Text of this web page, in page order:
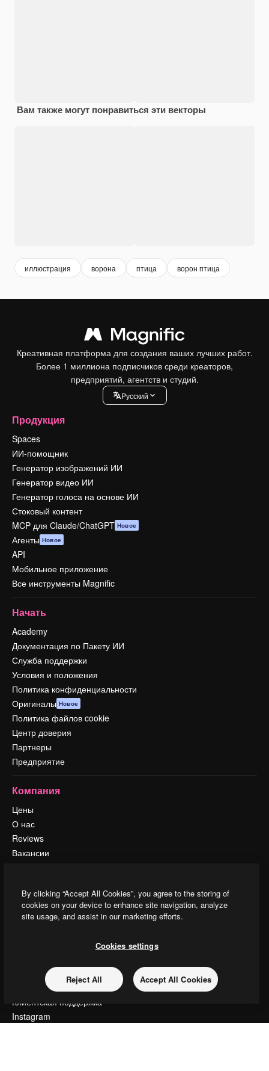
Вам также могут понравиться эти векторы
иллюстрация ворона птица ворон птица
Креативная платформа для создания ваших лучших работ.
Более 1 миллиона подписчиков среди креаторов,
предприятий, агентств и студий.
Pусский
Продукция
Spaces
ИИ-помощник
Генератор изображений ИИ
Генератор видео ИИ
Генератор голоса на основе ИИ
Стоковый контент
MCP для Claude/ChatGPT Новое
Агенты Новое
API
Мобильное приложение
Все инструменты Magnific
Начать
Academy
Документация по Пакету ИИ
Служба поддержки
Условия и положения
Политика конфиденциальности
Оригиналы Новое
Политика файлов cookie
Центр доверия
Партнеры
Предприятие
Компания
Цены
О нас
Reviews
Вакансии
События
Slidesgo
Продайте свой контент
Связаться с нами
Клиентская поддержка
Instagram
By clicking “Accept All Cookies”, you agree to the storing of
cookies on your device to enhance site navigation, analyze
site usage, and assist in our marketing efforts.
Cookies settings
Reject All Accept All Cookies